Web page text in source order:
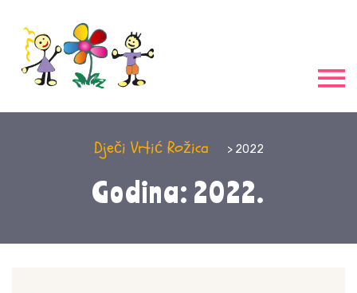
Dječi Vrtić Rožica > 2022
Godina: 2022.